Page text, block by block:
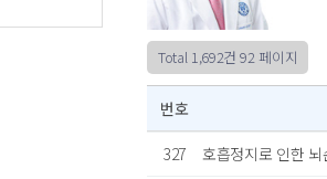
Total 1,692건 92 페이지
번호
327
호흡정지로 인한